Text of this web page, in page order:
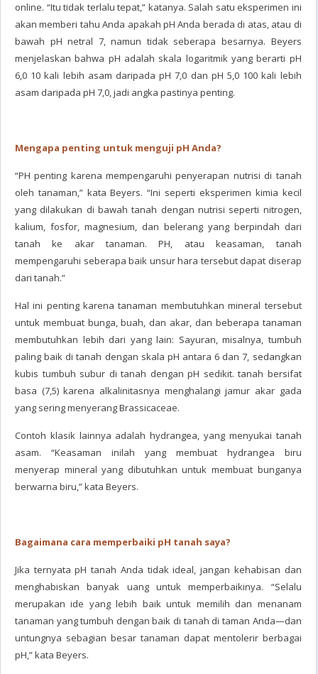
online. “Itu tidak terlalu tepat,” katanya. Salah satu eksperimen ini
akan memberi tahu Anda apakah pH Anda berada di atas, atau di
bawah pH netral 7, namun tidak seberapa besarnya. Beyers
menjelaskan bahwa pH adalah skala logaritmik yang berarti pH
6,0 10 kali lebih asam daripada pH 7,0 dan pH 5,0 100 kali lebih
asam daripada pH 7,0, jadi angka pastinya penting.
Mengapa penting untuk menguji pH Anda?
“PH penting karena mempengaruhi penyerapan nutrisi di tanah
oleh tanaman,” kata Beyers. “Ini seperti eksperimen kimia kecil
yang dilakukan di bawah tanah dengan nutrisi seperti nitrogen,
kalium, fosfor, magnesium, dan belerang yang berpindah dari
tanah ke akar tanaman. PH, atau keasaman, tanah
mempengaruhi seberapa baik unsur hara tersebut dapat diserap
dari tanah.”
Hal ini penting karena tanaman membutuhkan mineral tersebut
untuk membuat bunga, buah, dan akar, dan beberapa tanaman
membutuhkan lebih dari yang lain: Sayuran, misalnya, tumbuh
paling baik di tanah dengan skala pH antara 6 dan 7, sedangkan
kubis tumbuh subur di tanah dengan pH sedikit. tanah bersifat
basa (7,5) karena alkalinitasnya menghalangi jamur akar gada
yang sering menyerang Brassicaceae.
Contoh klasik lainnya adalah hydrangea, yang menyukai tanah
asam. “Keasaman inilah yang membuat hydrangea biru
menyerap mineral yang dibutuhkan untuk membuat bunganya
berwarna biru,” kata Beyers.
Bagaimana cara memperbaiki pH tanah saya?
Jika ternyata pH tanah Anda tidak ideal, jangan kehabisan dan
menghabiskan banyak uang untuk memperbaikinya. “Selalu
merupakan ide yang lebih baik untuk memilih dan menanam
tanaman yang tumbuh dengan baik di tanah di taman Anda—dan
untungnya sebagian besar tanaman dapat mentolerir berbagai
pH,” kata Beyers.